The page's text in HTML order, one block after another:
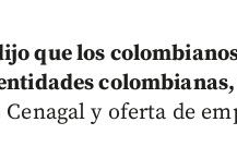
que los
colombianas,
y oferta de